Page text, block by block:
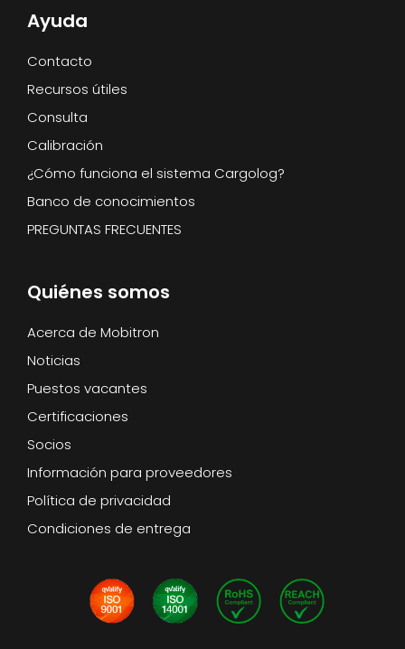
Ayuda
Contacto
Recursos útiles
Consulta
Calibración
¿Cómo funciona el sistema Cargolog?
Banco de conocimientos
PREGUNTAS FRECUENTES
Quiénes somos
Acerca de Mobitron
Noticias
Puestos vacantes
Certificaciones
Socios
Información para proveedores
Política de privacidad
Condiciones de entrega